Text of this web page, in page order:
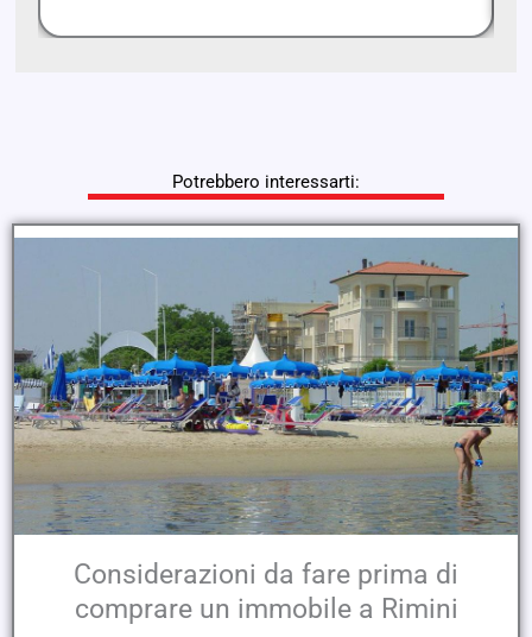
Potrebbero interessarti:
Considerazioni da fare prima di
comprare un immobile a Rimini